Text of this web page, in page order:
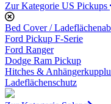
Zur Kategorie US Pickups
Bed Cover /
Ford Pickup F-Serie
Ford Ranger
Dodge Ram Pickup
Hitches &
Ladeflächenschutz